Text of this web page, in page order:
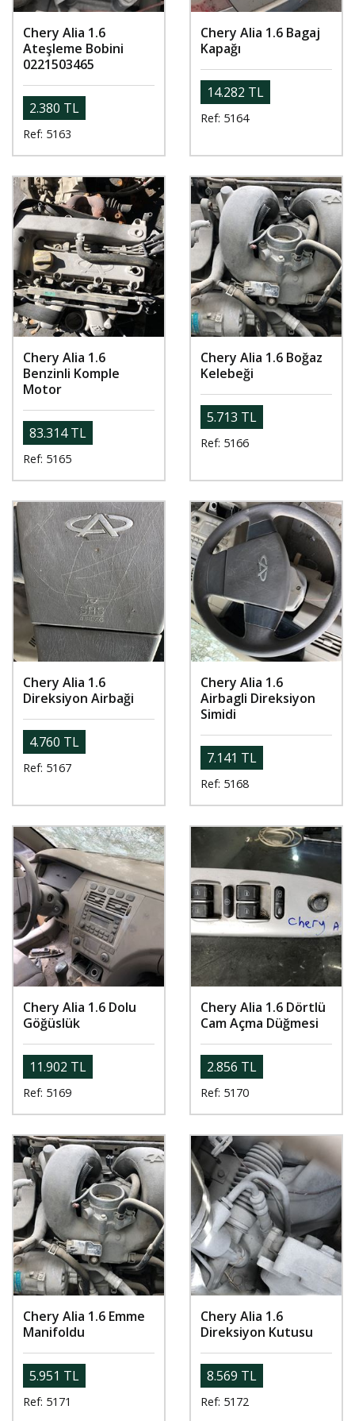
Chery Alia 1.6
Ateşleme Bobini
0221503465
2.380 TL
Ref: 5163
Chery Alia 1.6 Bagaj
Kapağı
14.282 TL
Ref: 5164
Chery Alia 1.6
Benzinli Komple
Motor
83.314 TL
Ref: 5165
Chery Alia 1.6 Boğaz
Kelebeği
5.713 TL
Ref: 5166
Chery Alia 1.6
Direksiyon Airbaği
4.760 TL
Ref: 5167
Chery Alia 1.6
Airbagli Direksiyon
Simidi
7.141 TL
Ref: 5168
Chery Alia 1.6 Dolu
Göğüslük
11.902 TL
Ref: 5169
Chery Alia 1.6 Dörtlü
Cam Açma Düğmesi
2.856 TL
Ref: 5170
Chery Alia 1.6 Emme
Manifoldu
5.951 TL
Ref: 5171
Chery Alia 1.6
Direksiyon Kutusu
8.569 TL
Ref: 5172